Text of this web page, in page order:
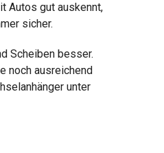
Autos gut auskennt,
sicher.
Scheiben besser.
noch ausreichend
unter